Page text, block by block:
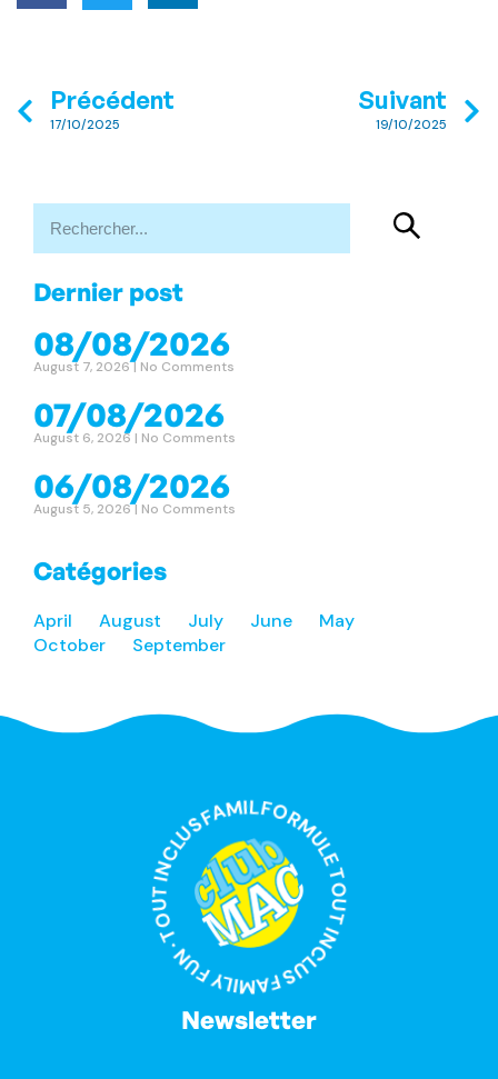
Précédent
17/10/2025
Suivant
19/10/2025
Dernier post
08/08/2026
August 7, 2026 No Comments
07/08/2026
August 6, 2026 No Comments
06/08/2026
August 5, 2026 No Comments
Catégories
April August July June
May
October
September
FORMULE TOUT INCLUS FAMILY FUN · TOUT INCLUS FAMILY FUN ·
Newsletter